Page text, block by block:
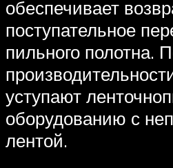
обеспечивает
поступательное
пильного полотна.
уступают
оборудованию с
лентой.